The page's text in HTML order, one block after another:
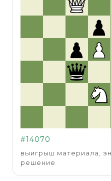
#14070
выигрыш материала,
решение